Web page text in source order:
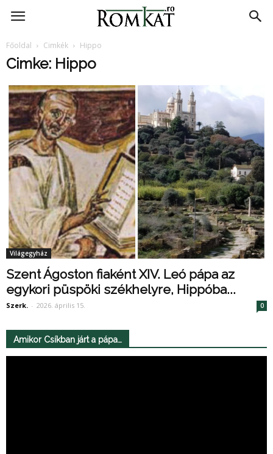
RomKat.ro
Főoldal Cimkék Hippo
Cimke: Hippo
Világegyház
Szent Ágoston fiaként XIV. Leó pápa az
egykori püspöki székhelyre, Hippóba...
Szerk. - 2026. április 15. 0
Amikor Csíkban járt a pápa…